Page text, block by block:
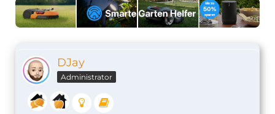
DJay
Administrator